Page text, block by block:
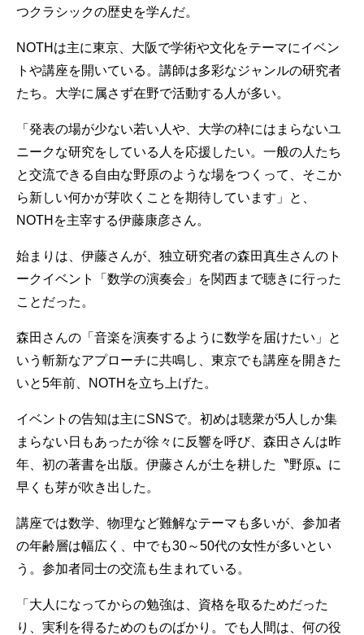
つクラシックの歴史を学んだ。
NOTHは主に東京、大阪で学術や文化をテーマにイベン
トや講座を開いている。講師は多彩なジャンルの研究者
たち。大学に属さず在野で活動する人が多い。
「発表の場が少ない若い人や、大学の枠にはまらないユ
ニークな研究をしている人を応援したい。一般の人たち
と交流できる自由な野原のような場をつくって、そこか
ら新しい何かが芽吹くことを期待しています」と、
NOTHを主宰する伊藤康彦さん。
始まりは、伊藤さんが、独立研究者の森田真生さんのト
ークイベント「数学の演奏会」を関西まで聴きに行った
ことだった。
森田さんの「音楽を演奏するように数学を届けたい」と
いう斬新なアプローチに共鳴し、東京でも講座を開きた
いと5年前、NOTHを立ち上げた。
イベントの告知は主にSNSで。初めは聴衆が5人しか集
まらない日もあったが徐々に反響を呼び、森田さんは昨
年、初の著書を出版。伊藤さんが土を耕した〝野原〟に
早くも芽が吹き出した。
講座では数学、物理など難解なテーマも多いが、参加者
の年齢層は幅広く、中でも30～50代の女性が多いとい
う。参加者同士の交流も生まれている。
「大人になってからの勉強は、資格を取るためだった
り、実利を得るためのものばかり。でも人間は、何の役